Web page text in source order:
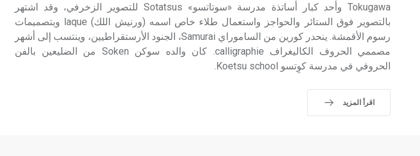
- هل تعلم أن أبجر Abgar اسم معروف
جيداً يعود إلى عدد من الملوك الذين
حكموا مدينة إديسا (الرها) من أبجر الأول
وحتى التاسع، وهم ينتسبون إلى أسرة
أوسروين
Tokugawa وأحد كبار أساتذة مدرسة «سوتاتسو» Sotatsus للتصوير الزخرفي، وقد اشتهر
بالتصوير فوق الستائر والحواجز واستعمال طلاء خاص اسمه (ورنيش اللك) laque وبتصميمات
رسوم الأقمشة. ينحدر كورين من الساموراي Samurai، الجنود الأرستقراطيين، وينتسب إلى أشهر
مصممي الحروف الكاليغراف calligraphie. كان والده سوكن Soken من الضليعين بالفن
الحروفي في مدرسة كوِتسو Koetsu school.
اقرأ المزيد